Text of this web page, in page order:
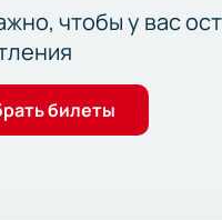
чтобы у вас
билеты